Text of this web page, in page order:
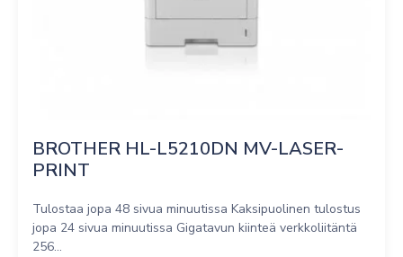
BROTHER HL-L5210DN MV-LASER-
PRINT
Tulostaa jopa 48 sivua minuutissa Kaksipuolinen tulostus
jopa 24 sivua minuutissa Gigatavun kiinteä verkkoliitäntä
256...